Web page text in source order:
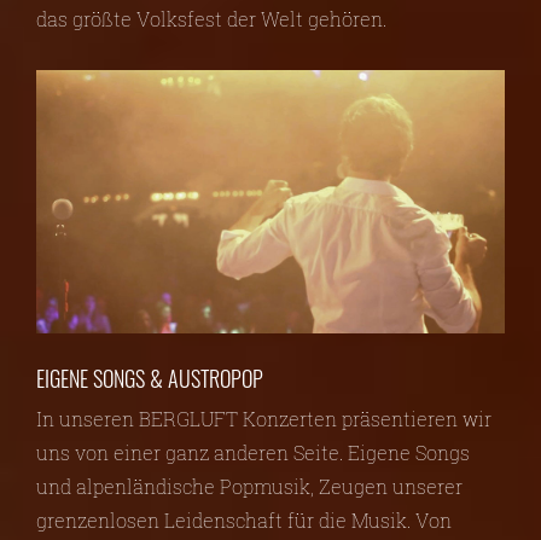
das größte Volksfest der Welt gehören.
EIGENE SONGS & AUSTROPOP
In unseren BERGLUFT Konzerten präsentieren wir
uns von einer ganz anderen Seite. Eigene Songs
und alpenländische Popmusik, Zeugen unserer
grenzenlosen Leidenschaft für die Musik. Von